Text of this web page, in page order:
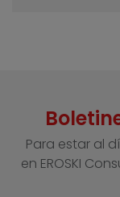
Para estar al
en EROSKI